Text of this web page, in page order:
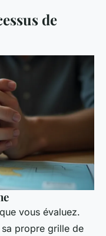
de
vous évaluez.
sa propre grille de